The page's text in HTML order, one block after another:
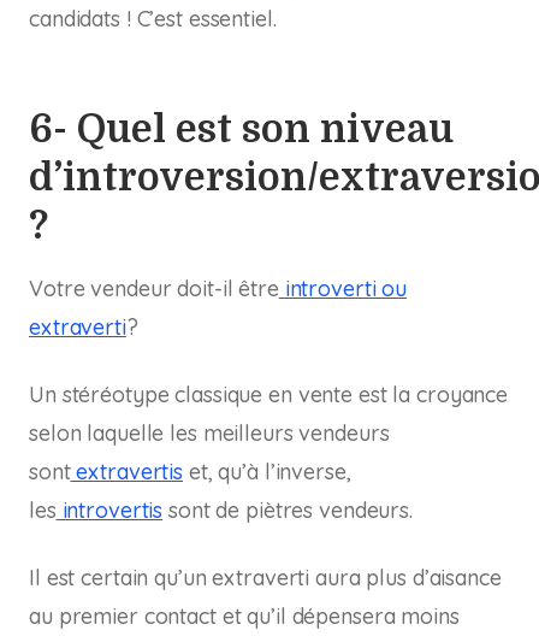
candidats ! C’est essentiel.
6- Quel est son niveau
d’introversion/
?
Votre vendeur doit-il être introverti ou
extraverti?
Un stéréotype classique en vente est la croyance
selon laquelle les meilleurs vendeurs
sontextravertis et, qu’à l’inverse,
les introvertis sont de piètres vendeurs.
Il est certain qu’un extraverti aura plus d’aisance
au premier contact et qu’il dépensera moins